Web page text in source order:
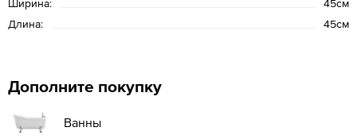
Ширина:
45см
Длина:
45см
Дополните покупку
Ванны